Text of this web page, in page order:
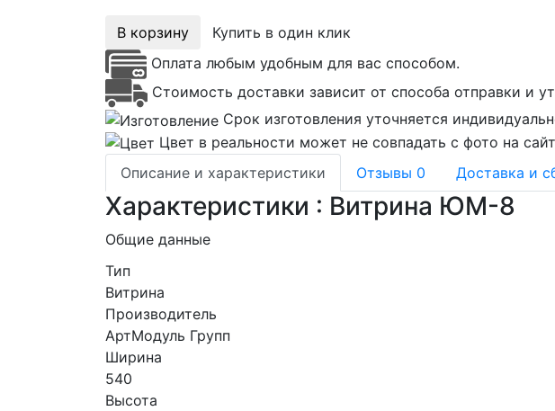
В корзину
Купить в один клик
Оплата любым удобным для вас способом.
Стоимость доставки зависит от способа отправки и
Срок изготовления уточняется
Цвет в реальности может не совпадать с фото на
Описание и характеристики
Отзывы 0 Доставка и
Характеристики : Витрина ЮМ-8
Общие данные
Тип
Витрина
Производитель
АртМодуль Групп
Ширина
540
Высота